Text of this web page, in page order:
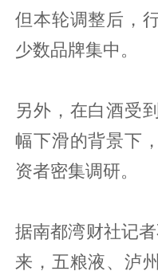
但本轮调整后，
少数品牌集中。
另外，在白酒受
幅下滑的背景下
资者密集调研。
据南都湾财社记
来，五粮液、泸